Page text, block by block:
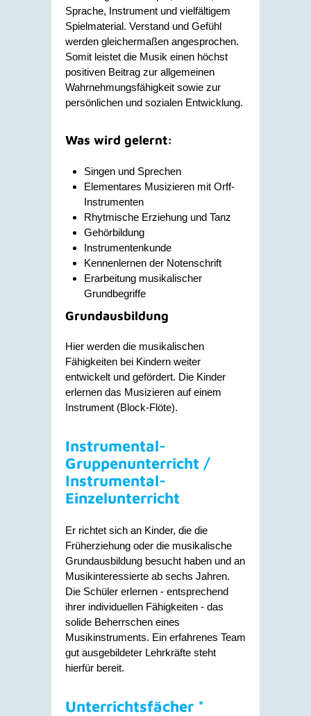
Sprache, Instrument und vielfältigem
Spielmaterial. Verstand und Gefühl
werden gleichermaßen angesprochen.
Somit leistet die Musik einen höchst
positiven Beitrag zur allgemeinen
Wahrnehmungsfähigkeit sowie zur
persönlichen und sozialen Entwicklung.
Was wird gelernt:
Singen und Sprechen
Elementares Musizieren mit Orff-
Instrumenten
Rhytmische Erziehung und Tanz
Gehörbildung
Instrumentenkunde
Kennenlernen der Notenschrift
Erarbeitung musikalischer
Grundbegriffe
Grundausbildung
Hier werden die musikalischen
Fähigkeiten bei Kindern weiter
entwickelt und gefördert. Die Kinder
erlernen das Musizieren auf einem
Instrument (Block-Flöte).
Instrumental-
Gruppenunterricht /
Instrumental-
Einzelunterricht
Er richtet sich an Kinder, die die
Früherziehung oder die musikalische
Grundausbildung besucht haben und an
Musikinteressierte ab sechs Jahren.
Die Schüler erlernen - entsprechend
ihrer individuellen Fähigkeiten - das
solide Beherrschen eines
Musikinstruments. Ein erfahrenes Team
gut ausgebildeter Lehrkräfte steht
hierfür bereit.
Unterrichtsfächer *